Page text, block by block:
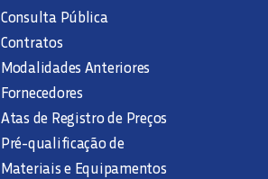
Consulta Pública
Contratos
Modalidades Anteriores
Fornecedores
Atas de Registro de Preços
Pré-qualificação de
Materiais e Equipamentos